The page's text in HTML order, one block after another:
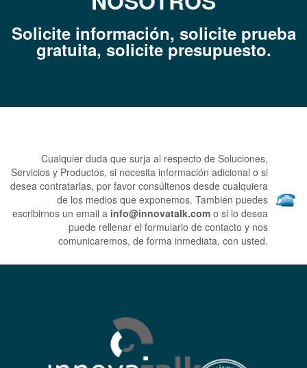
Solicite información, solicite prueba
gratuita, solicite presupuesto.
Cualquier duda que surja al respecto de Soluciones,
Servicios y Productos, si necesita información adicional o si
desea contratarlas, por favor consúltenos desde cualquiera
de los medios que exponemos. También puedes
escribirnos un email a info@innovatalk.com o si lo desea
puede rellenar el formulario de contacto y nos
comunicaremos, de forma inmediata, con usted.